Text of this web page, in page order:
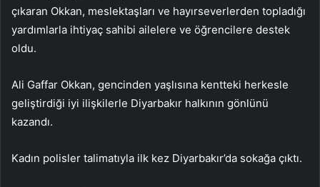
çıkaran Okkan, meslektaşları ve hayırseverlerden topladığı
yardımlarla ihtiyaç sahibi ailelere ve öğrencilere destek
oldu.
Ali Gaffar Okkan, gencinden yaşlısına kentteki herkesle
geliştirdiği iyi ilişkilerle Diyarbakır halkının gönlünü
kazandı.
Kadın polisler talimatıyla ilk kez Diyarbakır’da sokağa çıktı.